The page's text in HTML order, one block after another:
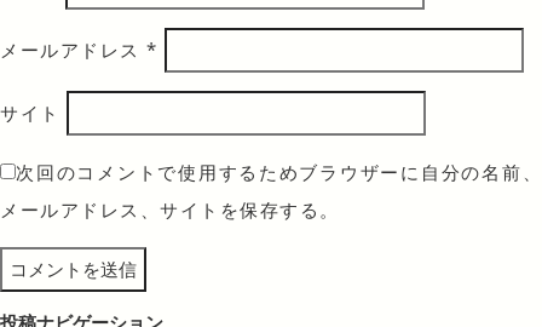
メールアドレス *
サイト
次回のコメントで使用するためブラウザーに自分の名前、
メールアドレス、サイトを保存する。
投稿ナビゲーション